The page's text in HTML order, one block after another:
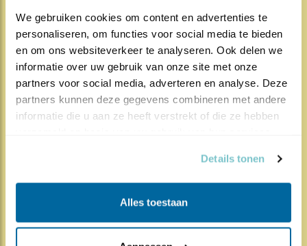
We gebruiken cookies om content en advertenties te
personaliseren, om functies voor social media te bieden
en om ons websiteverkeer te analyseren. Ook delen we
informatie over uw gebruik van onze site met onze
partners voor social media, adverteren en analyse. Deze
partners kunnen deze gegevens combineren met andere
informatie die u aan ze heeft verstrekt of die ze hebben
Details tonen
Alles toestaan